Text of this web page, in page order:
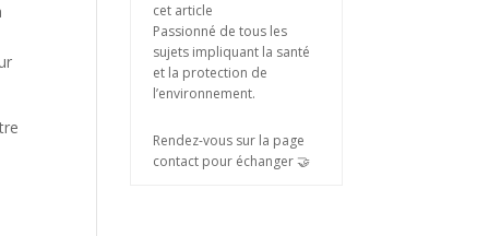
cet article
Passionné de tous les
sujets impliquant la santé
et la protection de
l’environnement.
Rendez-vous sur la page
contact pour échanger 🤝